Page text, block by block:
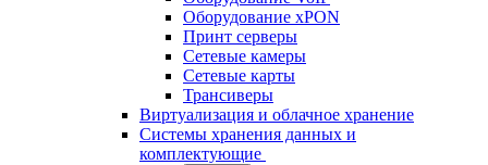
Оборудование xPON
Принт серверы
Сетевые камеры
Сетевые карты
Трансиверы
Виртуализация и облачное хранение
Системы хранения данных и
комплектующие